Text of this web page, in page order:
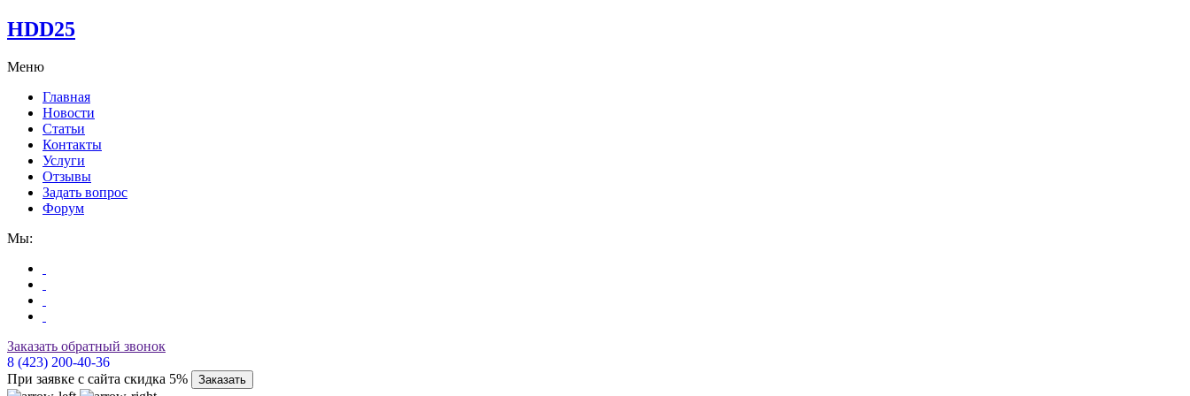
HDD25
Меню
Главная
Новости
Статьи
Контакты
Услуги
Отзывы
Задать вопрос
Форум
Мы:
Заказать обратный звонок
8 (423) 200-40-36
При заявке с сайта скидка 5%
Заказать